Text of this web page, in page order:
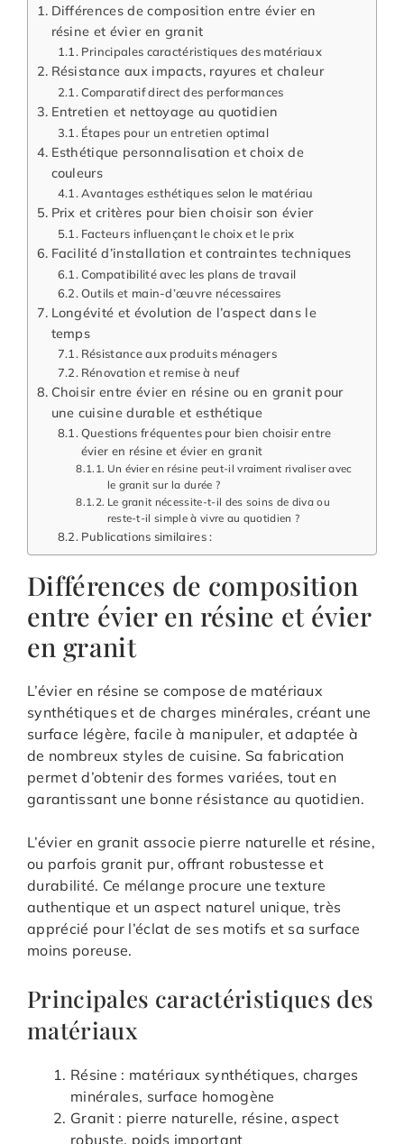
Différences de composition entre évier en
résine et évier en granit
Principales caractéristiques des matériaux
Résistance aux impacts, rayures et chaleur
Comparatif direct des performances
Entretien et nettoyage au quotidien
Étapes pour un entretien optimal
Esthétique personnalisation et choix de
couleurs
Avantages esthétiques selon le matériau
Prix et critères pour bien choisir son évier
Facteurs influençant le choix et le prix
Facilité d’installation et contraintes techniques
Compatibilité avec les plans de travail
Outils et main-d’œuvre nécessaires
Longévité et évolution de l’aspect dans le
temps
Résistance aux produits ménagers
Rénovation et remise à neuf
Choisir entre évier en résine ou en granit pour
une cuisine durable et esthétique
Questions fréquentes pour bien choisir entre
évier en résine et évier en granit
Un évier en résine peut-il vraiment rivaliser avec
le granit sur la durée ?
Le granit nécessite-t-il des soins de diva ou
reste-t-il simple à vivre au quotidien ?
Publications similaires :
Différences de composition
entre évier en résine et évier
en granit
L’évier en résine se compose de matériaux
synthétiques et de charges minérales, créant une
surface légère, facile à manipuler, et adaptée à
de nombreux styles de cuisine. Sa fabrication
permet d’obtenir des formes variées, tout en
garantissant une bonne résistance au quotidien.
L’évier en granit associe pierre naturelle et résine,
ou parfois granit pur, offrant robustesse et
durabilité. Ce mélange procure une texture
authentique et un aspect naturel unique, très
apprécié pour l’éclat de ses motifs et sa surface
moins poreuse.
Principales caractéristiques des
matériaux
Résine : matériaux synthétiques, charges
minérales, surface homogène
Granit : pierre naturelle, résine, aspect
robuste, poids important